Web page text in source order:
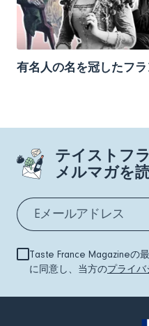
有名人の名を冠したフ
テイストフ
メルマガを
Taste France Magazineの
に同意し、当方のプライバ